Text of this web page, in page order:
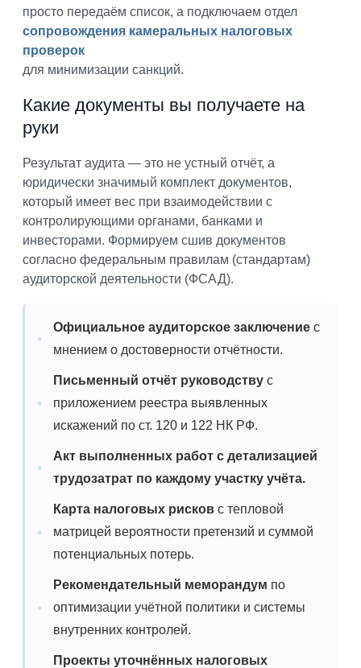
просто передаём список, а подключаем отдел
сопровождения камеральных налоговых
проверок
для минимизации санкций.
Какие документы вы получаете на
руки
Результат аудита — это не устный отчёт, а
юридически значимый комплект документов,
который имеет вес при взаимодействии с
контролирующими органами, банками и
инвесторами. Формируем сшив документов
согласно федеральным правилам (стандартам)
аудиторской деятельности (ФСАД).
Официальное аудиторское заключение с
мнением о достоверности отчётности.
Письменный отчёт руководству с
приложением реестра выявленных
искажений по ст. 120 и 122 НК РФ.
Акт выполненных работ с детализацией
трудозатрат по каждому участку учёта.
Карта налоговых рисков с тепловой
матрицей вероятности претензий и суммой
потенциальных потерь.
Рекомендательный меморандум по
оптимизации учётной политики и системы
внутренних контролей.
Проекты уточнённых налоговых